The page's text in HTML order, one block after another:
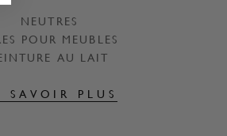
NEUTRES
POUR MEUBLES
AU LAIT
SAVOIR PLUS